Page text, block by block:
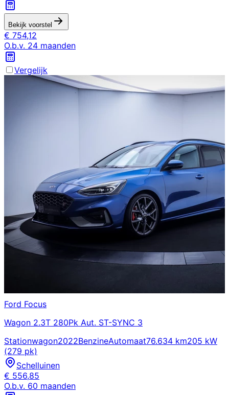
Bekijk voorstel
€ 754,12
O.b.v. 24 maanden
Vergelijk
Ford Focus
Wagon 2.3T 280Pk Aut. ST-SYNC 3
Stationwagon2022BenzineAutomaat76.634 km205 kW
(279 pk)
Schelluinen
€ 556,85
O.b.v. 60 maanden